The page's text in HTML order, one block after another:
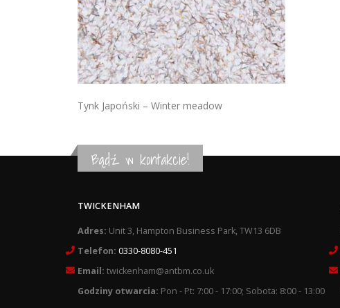
Tynk Japoński – Winter meadow
Bądź w kontakcie!
TWICKENHAM
Adres: Unit 3, Hampton Business Park, TW13 6DB
Telefon: 0330-8080-451
Email: twickenham@antbm.co.uk
Godziny otwarcia: Pon - Pt: 7:00 - 17:00; Sobota: 8:00 - 13:00